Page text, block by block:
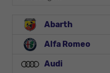
Abarth
Alfa Romeo
Audi